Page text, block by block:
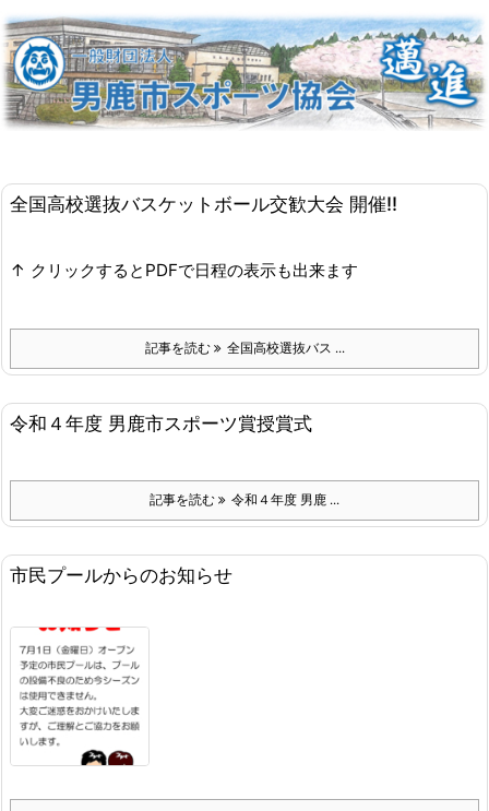
全国高校選抜バスケットボール交歓大会 開催!!
↑ クリックするとPDFで日程の表示も出来ます
記事を読む 全国高校選抜バス ...
令和４年度 男鹿市スポーツ賞授賞式
記事を読む 令和４年度 男鹿 ...
市民プールからのお知らせ